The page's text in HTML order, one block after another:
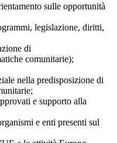
sulle opportunità
legislazione, diritti,
di
comunitarie);
nella predisposizione di
e supporto alla
e enti presenti sul